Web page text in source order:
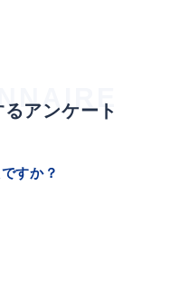
アンケート
すか？